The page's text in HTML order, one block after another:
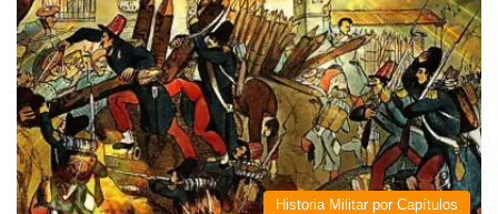
Historia Militar por Capítulos